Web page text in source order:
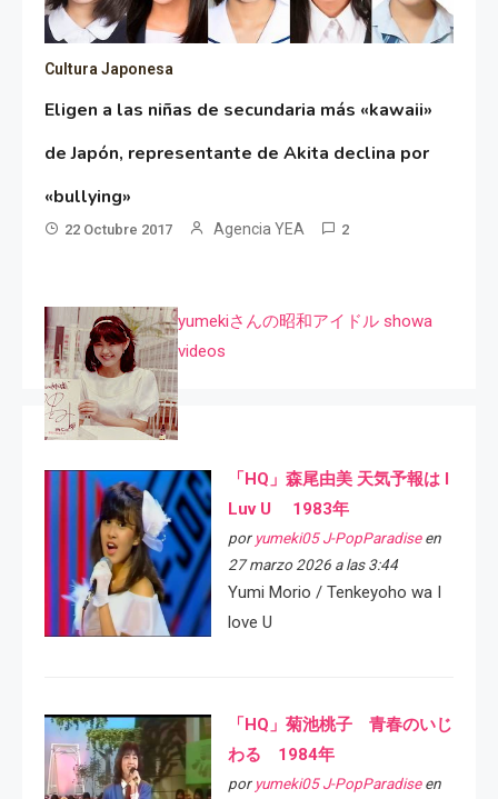
Cultura Japonesa
Eligen a las niñas de secundaria más «kawaii»
de Japón, representante de Akita declina por
«bullying»
22 Octubre 2017 Agencia YEA 2
yumekiさんの昭和アイドル showa
videos
「HQ」森尾由美 天気予報は I
Luv U 1983年
por yumeki05 J-PopParadiseen
27 marzo 2026 a las 3:44
Yumi Morio / Tenkeyoho wa I
love U
「HQ」菊池桃子 青春のいじ
わる 1984年
por yumeki05 J-PopParadiseen